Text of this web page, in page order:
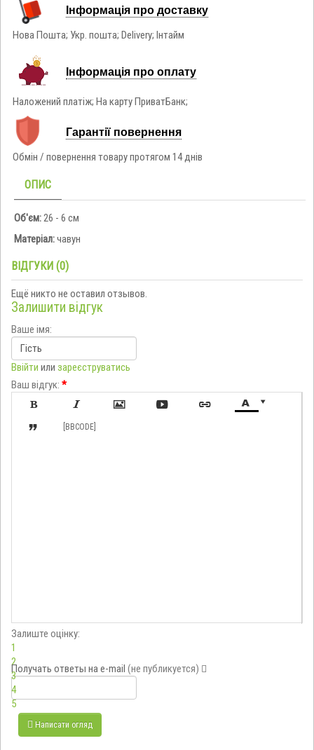
Інформація про доставку
Нова Пошта; Укр. пошта; Delivery; Інтайм
Інформація про оплату
Наложений платіж; На карту ПриватБанк;
Гарантії повернення
Обмін / повернення товару протягом 14 днів
ОПИС
Об'єм: 26 - 6 см
Матеріал:чавун
ВІДГУКИ (0)
Ещё никто не оставил отзывов.
Залишити відгук
Ваше імя:
Ввійти или зареєструватись
Ваш відгук: *

     
 [BBCODE]
Залиште оцінку:
1
2
3
4
5
Получать ответы на e-mail (не публикуется)
Написати огляд